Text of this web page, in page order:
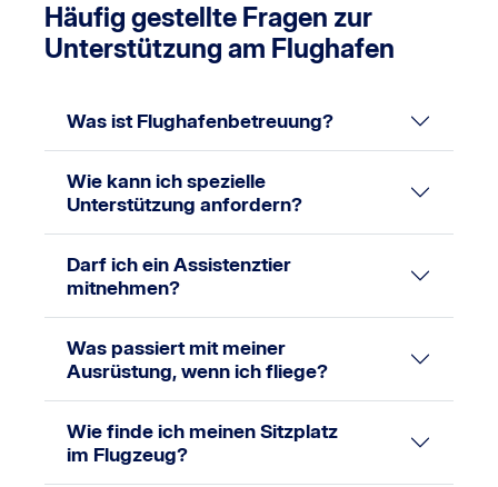
Häufig gestellte Fragen zur
Unterstützung am Flughafen
Was ist Flughafenbetreuung?
Wie kann ich spezielle
Unterstützung anfordern?
Darf ich ein Assistenztier
mitnehmen?
Was passiert mit meiner
Ausrüstung, wenn ich fliege?
Wie finde ich meinen Sitzplatz
im Flugzeug?